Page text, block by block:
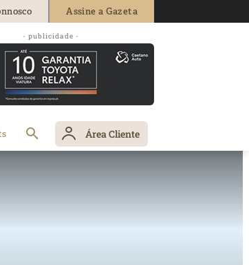
Assine a Gazeta
- publicidade -
Área Cliente